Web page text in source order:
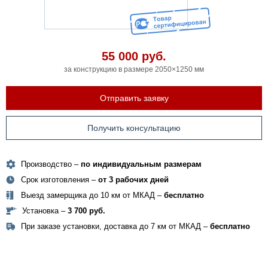
55 000 руб.
за конструкцию в размере 2050×1250 мм
Отправить заявку
Получить консультацию
Производство – по индивидуальным размерам
Срок изготовления – от 3 рабочих дней
Выезд замерщика до 10 км от МКАД – бесплатно
Установка – 3 700 руб.
При заказе установки, доставка до 7 км от МКАД – бесплатно